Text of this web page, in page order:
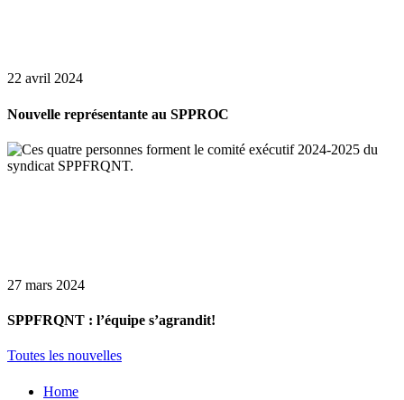
22 avril 2024
Nouvelle représentante au SPPROC
27 mars 2024
SPPFRQNT : l’équipe s’agrandit!
Toutes les nouvelles
Home